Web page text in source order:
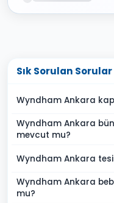
Sık Sorulan Sorular
Wyndham Ankara
Wyndham Ankara
mevcut mu?
Wyndham Ankara
Wyndham Ankara
mu?